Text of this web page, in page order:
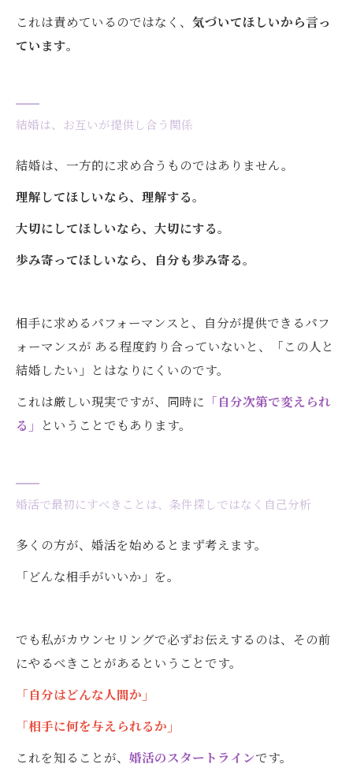
これは責めているのではなく、 気づいてほしいから言っ
ています。
結婚は、お互いが提供し合う関係
結婚は、一方的に求め合うものではありません。
理解してほしいなら、理解する。
大切にしてほしいなら、大切にする。
歩み寄ってほしいなら、自分も歩み寄る。
相手に求めるパフォーマンスと、自分が提供できるパフ
ォーマンスが ある程度釣り合っていないと、「この人と
結婚したい」とはなりにくいのです。
これは厳しい現実ですが、同時に 「自分次第で変えられ
る」 ということでもあります。
婚活で最初にすべきことは、条件探しではなく自己分析
多くの方が、婚活を始めるとまず考えます。
「どんな相手がいいか」を。
でも私がカウンセリングで必ずお伝えするのは、その前
にやるべきことがあるということです。
「自分はどんな人間か」
「相手に何を与えられるか」
これを知ることが、 婚活のスタートラインです。